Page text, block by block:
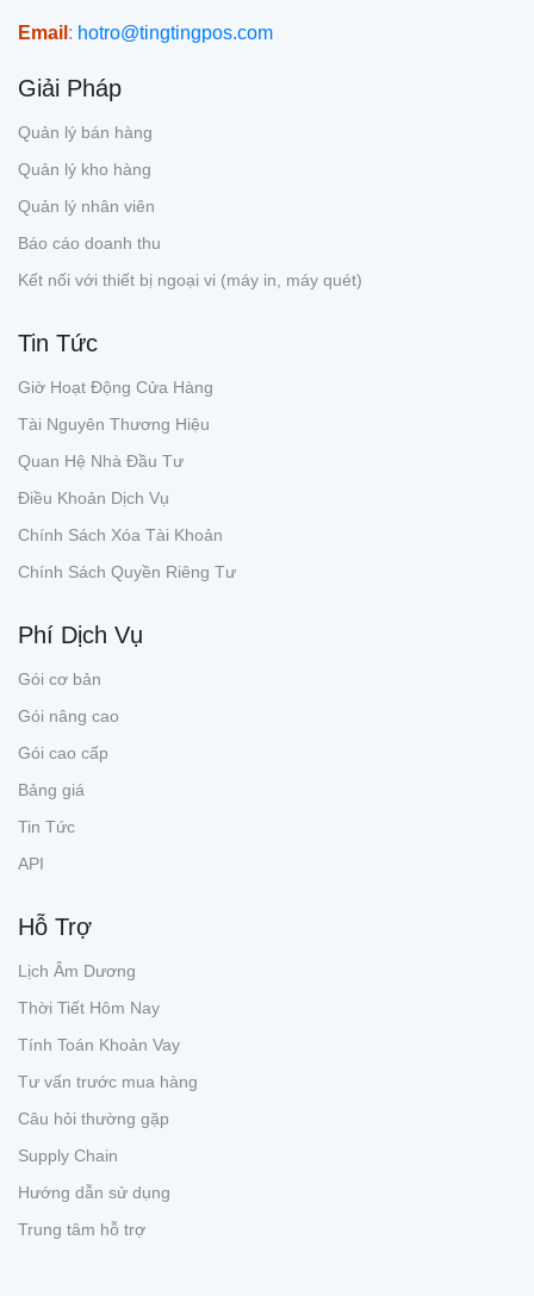
Email : hotro@tingtingpos.com
Giải Pháp
Quản lý bán hàng
Quản lý kho hàng
Quản lý nhân viên
Báo cáo doanh thu
Kết nối với thiết bị ngoại vi (máy in, máy quét)
Tin Tức
Giờ Hoạt Động Cửa Hàng
Tài Nguyên Thương Hiệu
Quan Hệ Nhà Đầu Tư
Điều Khoản Dịch Vụ
Chính Sách Xóa Tài Khoản
Chính Sách Quyền Riêng Tư
Phí Dịch Vụ
Gói cơ bản
Gói nâng cao
Gói cao cấp
Bảng giá
Tin Tức
API
Hỗ Trợ
Lịch Âm Dương
Thời Tiết Hôm Nay
Tính Toán Khoản Vay
Tư vấn trước mua hàng
Câu hỏi thường gặp
Supply Chain
Hướng dẫn sử dụng
Trung tâm hỗ trợ